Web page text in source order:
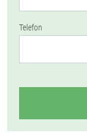
Telefon